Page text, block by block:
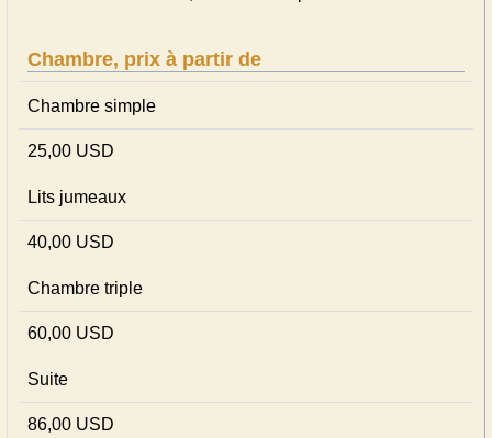
Chambre, prix à partir de
Chambre simple
25,00 USD
Lits jumeaux
40,00 USD
Chambre triple
60,00 USD
Suite
86,00 USD